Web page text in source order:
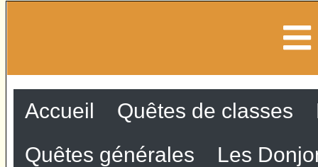
Accueil Quêtes de classes
Quêtes générales
Les